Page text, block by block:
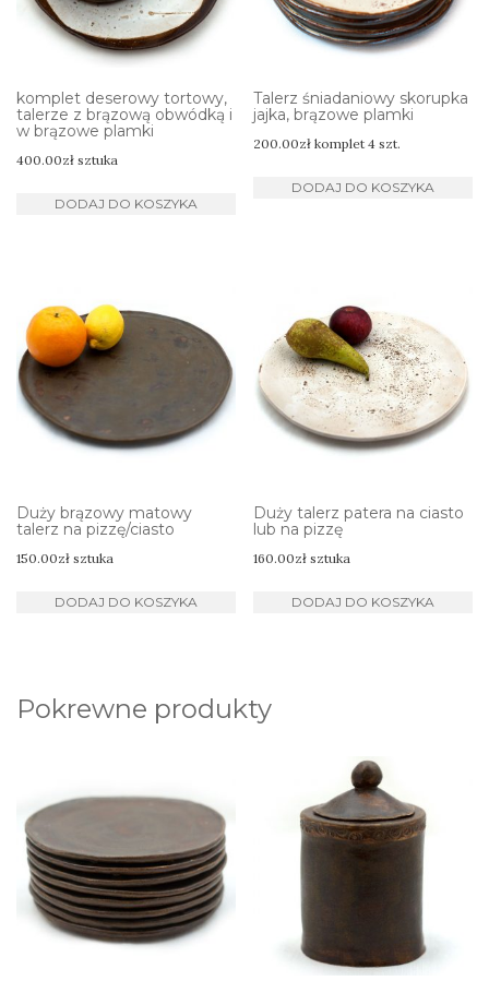
komplet deserowy tortowy,
talerze z brązową obwódką i
w brązowe plamki
400.00zł sztuka
DODAJ DO KOSZYKA
Talerz śniadaniowy skorupka
jajka, brązowe plamki
200.00zł komplet 4 szt.
DODAJ DO KOSZYKA
Duży brązowy matowy
talerz na pizzę/ciasto
150.00zł sztuka
DODAJ DO KOSZYKA
Duży talerz patera na ciasto
lub na pizzę
160.00zł sztuka
DODAJ DO KOSZYKA
Pokrewne produkty